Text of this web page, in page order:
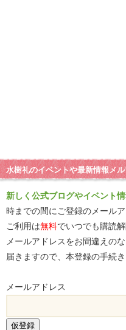
水樹礼のイベントや最新情報メ
新しく公式ブログやイベント
時までの間にご登録のメール
ご利用は無料でいつでも購読解
メールアドレスをお間違えの
届きますので、本登録の手続き
メールアドレス